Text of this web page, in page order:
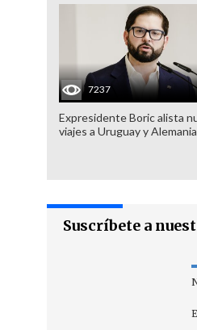
7237
Expresidente Boric alista
viajes a Uruguay y Alemania
Suscríbete a